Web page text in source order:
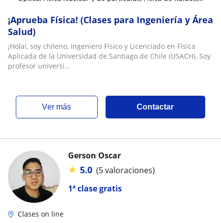
¡Aprueba Física! (Clases para Ingeniería y Área
Salud)
¡Hola!, soy chileno, Ingeniero Físico y Licenciado en Física
Aplicada de la Universidad de Santiago de Chile (USACH). Soy
profesor universi...
ver más Contactar
1ª clase gratis
Gerson Oscar
★ 5.0 (5 valoraciones)
Clases on line